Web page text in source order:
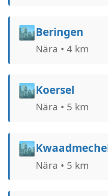
🏙️Beringen
Nära • 4 km
🏙️Koersel
Nära • 5 km
🏙️
Nära • 5 km